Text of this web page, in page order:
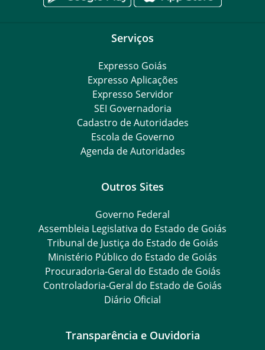
Serviços
Expresso Goiás
Expresso Aplicações
Expresso Servidor
SEI Governadoria
Cadastro de Autoridades
Escola de Governo
Agenda de Autoridades
Outros Sites
Governo Federal
Assembleia Legislativa do Estado de Goiás
Tribunal de Justiça do Estado de Goiás
Ministério Público do Estado de Goiás
Procuradoria-Geral do Estado de Goiás
Controladoria-Geral do Estado de Goiás
Diário Oficial
Transparência e Ouvidoria